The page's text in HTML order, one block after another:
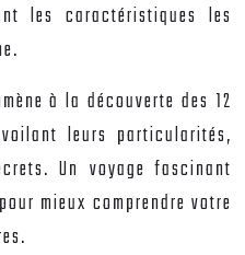
les caractéristiques les
à la découverte des 12
leurs particularités,
Un voyage fascinant
mieux comprendre votre